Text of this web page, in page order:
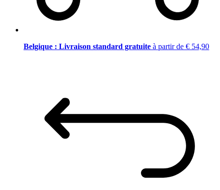
Belgique : Livraison standard gratuite à partir de € 54,90